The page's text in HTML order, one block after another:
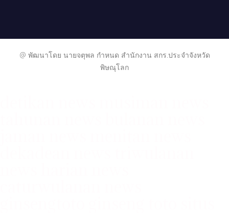
@ พัฒนาโดย นายจตุพล กำหนด สำนักงาน สกร.ประจำจังหวัด
พิษณุโลก